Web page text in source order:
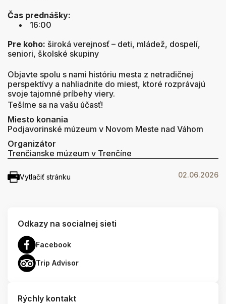
Čas prednášky:
16:00
Pre koho: široká verejnosť – deti, mládež, dospelí,
seniori, školské skupiny
Objavte spolu s nami históriu mesta z netradičnej
perspektívy a nahliadnite do miest, ktoré rozprávajú
svoje tajomné príbehy viery.
Tešíme sa na vašu účasť!
Miesto konania
Podjavorinské múzeum v Novom Meste nad Váhom
Organizátor
Trenčianske múzeum v Trenčíne
Vytlačiť stránku 02.06.2026
Odkazy na socialnej sieti
Facebook
Trip Advisor
Rýchly kontakt